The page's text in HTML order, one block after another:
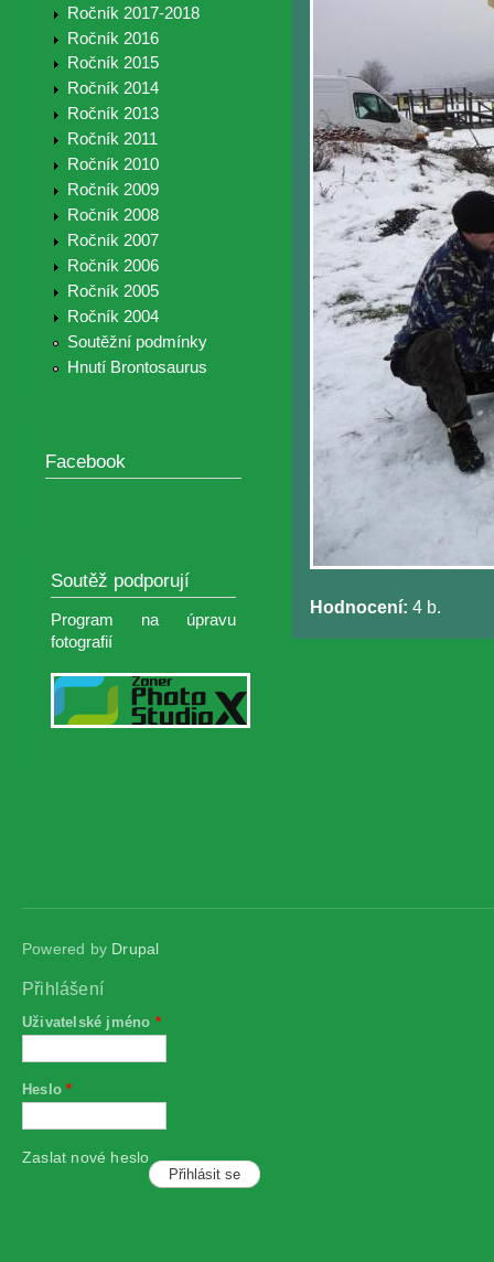
Ročník 2017-2018
Ročník 2016
Ročník 2015
Ročník 2014
Ročník 2013
Ročník 2011
Ročník 2010
Ročník 2009
Ročník 2008
Ročník 2007
Ročník 2006
Ročník 2005
Ročník 2004
Soutěžní podmínky
Hnutí Brontosaurus
Facebook
Soutěž podporují
Program na úpravu
fotografií
Hodnocení: 4 b.
Powered by Drupal
Přihlášení
Uživatelské jméno *
Heslo*
Zaslat nové heslo